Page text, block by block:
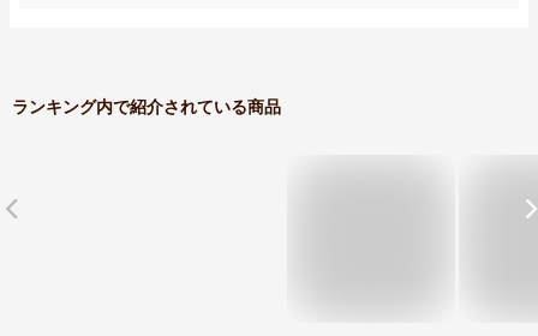
ランキング内で紹介されている商品